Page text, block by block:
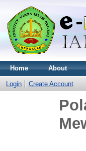
Home About
Login Create Account